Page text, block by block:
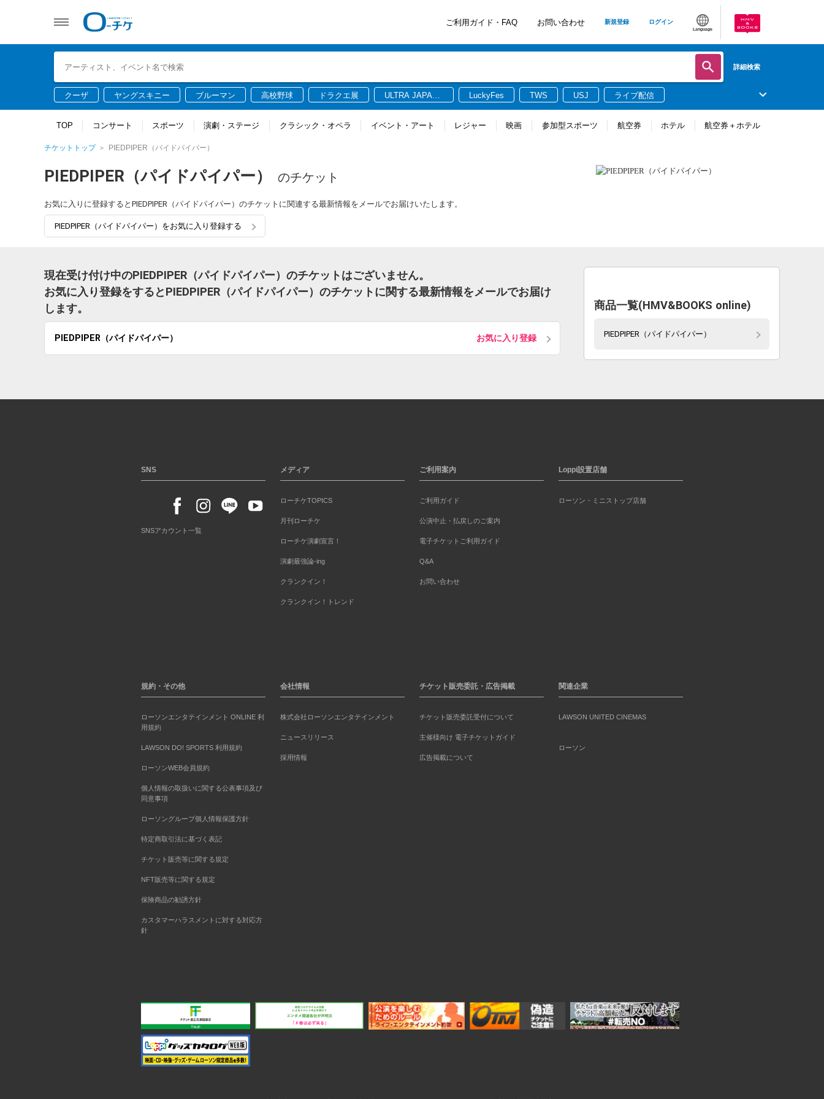
ご利用ガイド・FAQ お問い合わせ 新規登録 ログイン
Language
詳細検索
クーザ ヤングスキニー ブルーマン 高校野球 ドラクエ展
ULTRA JAPAN
LuckyFes TWS USJ ライブ配信
TOP コンサート スポーツ 演劇・ステージ クラシック・オペラ イベント・アート レジャー 映画 参加型スポーツ 航空券 ホテル 航空券＋ホテル
チケットトップ PIEDPIPER（パイドパイパー）
PIEDPIPER（パイドパイパー） のチケット
お気に入りに登録するとPIEDPIPER（パイドパイパー）のチケットに関連する最新情報をメールでお届けいたします。
PIEDPIPER（パイドパイパー）をお気に入り登録する
現在受け付け中のPIEDPIPER（パイドパイパー）のチケットはございません。
お気に入り登録をするとPIEDPIPER（パイドパイパー）のチケットに関する最新情報をメールでお届け
します。
PIEDPIPER（パイドパイパー） お気に入り登録
商品一覧(HMV&BOOKS online)
PIEDPIPER（パイドパイパー）
SNS
SNSアカウント一覧
メディア
ローチケTOPICS
月刊ローチケ
ローチケ演劇宣言！
演劇最強論-ing
クランクイン！
クランクイン！トレンド
ご利用案内
ご利用ガイド
公演中止・払戻しのご案内
電子チケットご利用ガイド
Q&A
お問い合わせ
Loppi設置店舗
ローソン・ミニストップ店舗
規約・その他
ローソンエンタテインメント ONLINE 利
用規約
LAWSON DO! SPORTS 利用規約
ローソンWEB会員規約
個人情報の取扱いに関する公表事項及び
同意事項
ローソングループ個人情報保護方針
特定商取引法に基づく表記
チケット販売等に関する規定
NFT販売等に関する規定
保険商品の勧誘方針
カスタマーハラスメントに対する対応方
針
会社情報
株式会社ローソンエンタテインメント
ニュースリリース
採用情報
チケット販売委託・広告掲載
チケット販売委託受付について
主催様向け 電子チケットガイド
広告掲載について
関連企業
LAWSON UNITED CINEMAS
ローソン